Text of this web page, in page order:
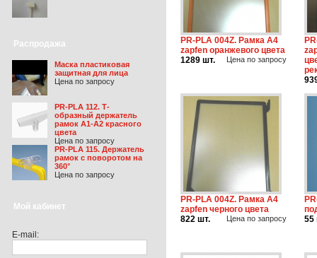
Распродажа
Маска пластиковая
защитная для лица
Цена по запросу
PR-PLA 112. Т-
образный держатель
рамок А1-А2 красного
цвета
Цена по запросу
PR-PLA 115. Держатель
рамок c поворотом на
360°
Цена по запросу
Мой кабинет
E-mail:
PR-PLA 004Z. Рамка А4
zapfen оранжевого цвета
1289 шт.
Цена по запросу
PR-PLA 004Z. Рамка А4
zapfen черного цвета
822 шт.
Цена по запросу
55